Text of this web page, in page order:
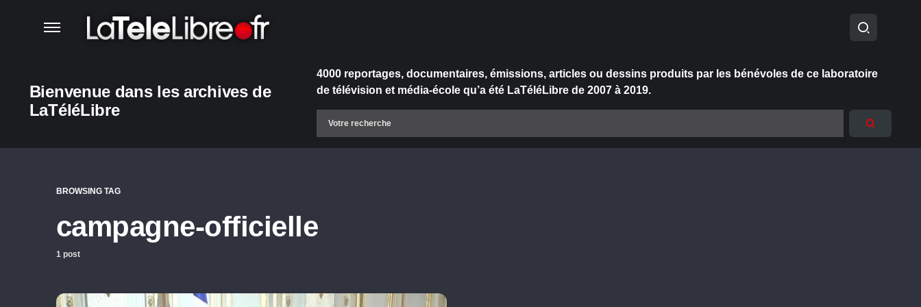
Bienvenue dans les archives de
LaTéléLibre
4000 reportages, documentaires, émissions, articles ou dessins produits par les bénévoles de ce laboratoire
de télévision et média-école qu’a été LaTéléLibre de 2007 à 2019.
BROWSING TAG
campagne-officielle
1 post